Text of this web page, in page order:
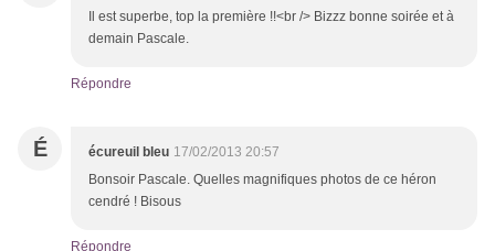
Il est superbe, top la première !!<br /> Bizzz bonne soirée et à
demain Pascale.
Répondre
É écureuil bleu 17/02/2013 20:57
Bonsoir Pascale. Quelles magnifiques photos de ce héron
cendré ! Bisous
Répondre